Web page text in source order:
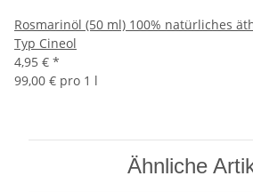
Rosmarinöl (50 ml) 100% natürliches
Typ Cineol
4,95 € *
99,00 € pro 1 l
Ähnliche